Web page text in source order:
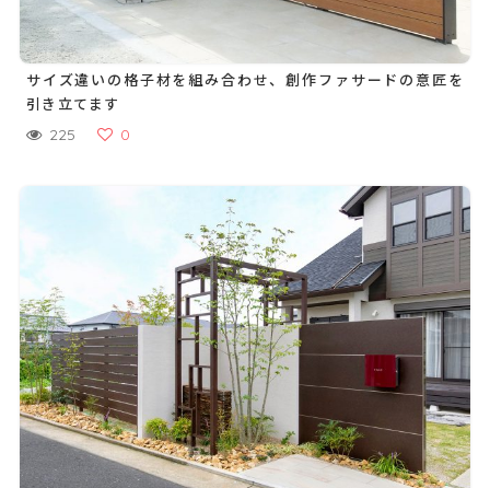
サイズ違いの格子材を組み合わせ、創作ファサードの意匠を
引き立てます
225 0